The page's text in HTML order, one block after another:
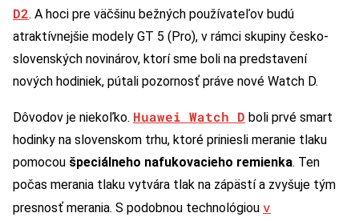
D2. A hoci pre väčšinu bežných používateľov budú
atraktívnejšie modely GT 5 (Pro), v rámci skupiny česko-
slovenských novinárov, ktorí sme boli na predstavení
nových hodiniek, pútali pozornosť práve nové Watch D.
Dôvodov je niekoľko. Huawei Watch D boli prvé smart
hodinky na slovenskom trhu, ktoré priniesli meranie tlaku
pomocou špeciálneho nafukovacieho remienka. Ten
počas merania tlaku vytvára tlak na zápästí a zvyšuje tým
presnosť merania. S podobnou technológiou v